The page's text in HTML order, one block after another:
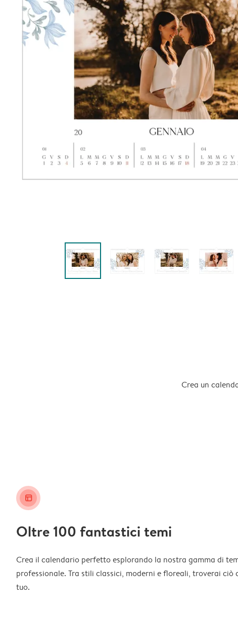
Crea un
layout_alt
Oltre 100 fantastici temi
Crea il calendario perfetto esplorando la nostra gamma di
professionale. Tra stili classici, moderni e floreali, troverai ciò
tuo.